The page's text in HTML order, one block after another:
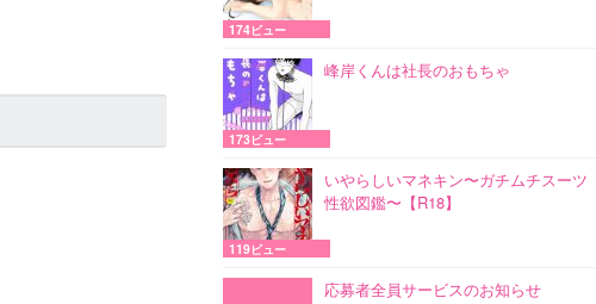
174ビュー
峰岸くんは社長のおもちゃ
173ビュー
いやらしいマネキン〜ガチムチスーツ
性欲図鑑〜【R18】
119ビュー
応募者全員サービスのお知らせ